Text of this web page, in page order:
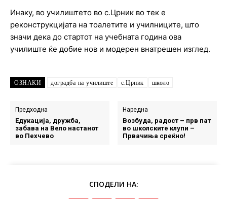
Инаку, во училиштето во с.Црник во тек е
реконструкцијата на тоалетите и училниците, што
значи дека до стартот на учебната година ова
училиште ќе добие нов и модерен внатрешен изглед.
ОЗНАКИ доградба на училиште с.Црник школо
Предходна
Едукација, дружба,
забава на Вело настанот
во Пехчево
Наредна
Возбуда, радост – прв пат
во школските клупи –
Првачиња среќно!
СПОДЕЛИ НА: